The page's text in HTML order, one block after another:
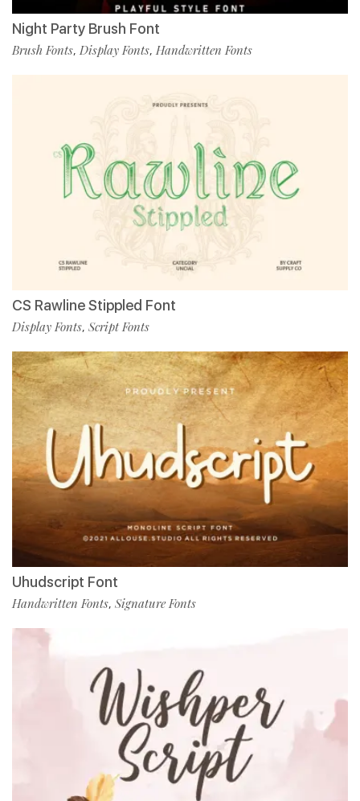
Night Party Brush Font
Brush Fonts, Display Fonts, Handwritten Fonts
CS Rawline Stippled Font
Display Fonts, Script Fonts
Uhudscript Font
Handwritten Fonts, Signature Fonts